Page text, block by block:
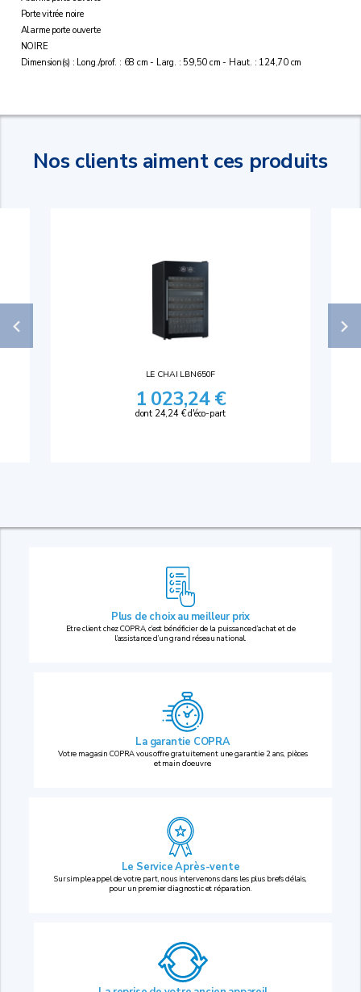
Porte vitrée noire
Alarme porte ouverte
NOIRE
Dimension(s) : Long./prof. : 68 cm - Larg. : 59,50 cm - Haut. : 124,70 cm
Nos clients aiment ces produits
LE CHAI LBN650F
1 023,24 €
dont 24,24 € d'éco-part
Plus de choix au meilleur prix
Etre client chez COPRA, c’est bénéficier de la puissance d’achat et de
l’assistance d’un grand réseau national.
La garantie COPRA
Votre magasin COPRA vous offre gratuitement une garantie 2 ans, pièces
et main d’oeuvre.
Le Service Après-vente
Sur simple appel de votre part, nous intervenons dans les plus brefs délais,
pour un premier diagnostic et réparation.